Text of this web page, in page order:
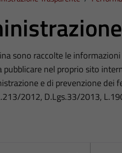
sono raccolte le
nel proprio sito
e di prevenzione dei
2012, D.Lgs.33/2013,